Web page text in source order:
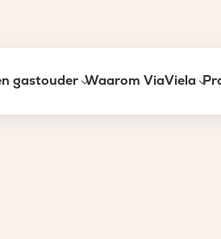
gastouder Waarom ViaViela